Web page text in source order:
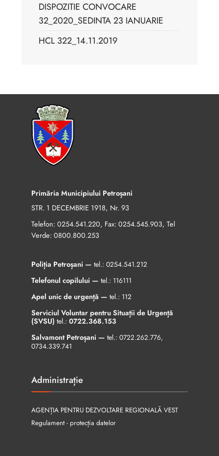
DISPOZITIE CONVOCARE
32_2020_SEDINTA 23 IANUARIE
HCL 322_14.11.2019
Primăria Municipiului Petroșani
STR. 1 DECEMBRIE 1918, Nr. 93
Telefon: 0254.541.220, Fax: 0254.545.903, Tel
Verde: 0800.800.253
Poliția Petroșani — tel.: 0254.541.212
Telefonul copilului — tel.: 116111
Apel unic de urgență — tel.: 112
Serviciul Voluntar pentru Situații de Urgență
(SVSU) tel.: 0722.368.153
Salvamont Petroșani — tel.: 0722.262.776,
0734.339.741
Administrație
AGENȚIA PENTRU DEZVOLTARE REGIONALĂ VEST
Regulament - protecția datelor